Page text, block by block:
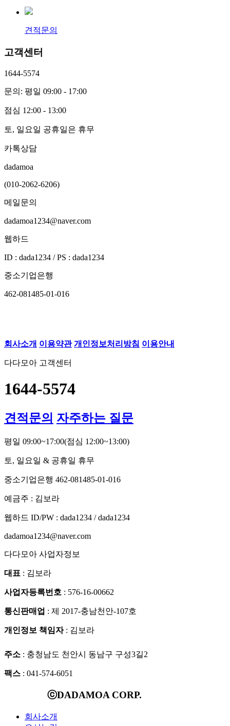
견적문의
고객센터
1644-5574
문의: 평일 09:00 - 17:00
점심 12:00 - 13:00
토, 일요일 공휴일은 휴무
카톡상담
dadamoa
(010-2062-6206)
메일문의
dadamoa1234@naver.com
웹하드
ID : dada1234 / PS : dada1234
중소기업은행
462-081485-01-016
회사소개 이용약관 개인정보처리방침 이용안내
다다모아 고객센터
1644-5574
견적문의 자주하는 질문
평일 09:00~17:00(점심 12:00~13:00)
토, 일요일 & 공휴일 휴무
중소기업은행 462-081485-01-016
예금주 : 김보라
웹하드 ID/PW : dada1234 / dada1234
dadamoa1234@naver.com
다다모아 사업자정보
대표 : 김보라
사업자등록번호 : 576-16-00662
통신판매업 : 제 2017-충남천안-107호
개인정보 책임자: 김보라
주소 : 충청남도 천안시 동남구 구성3길2
팩스 : 041-574-6051
ⓒDADAMOA CORP.
회사소개